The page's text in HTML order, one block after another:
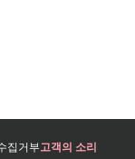
집거부고객의 소리